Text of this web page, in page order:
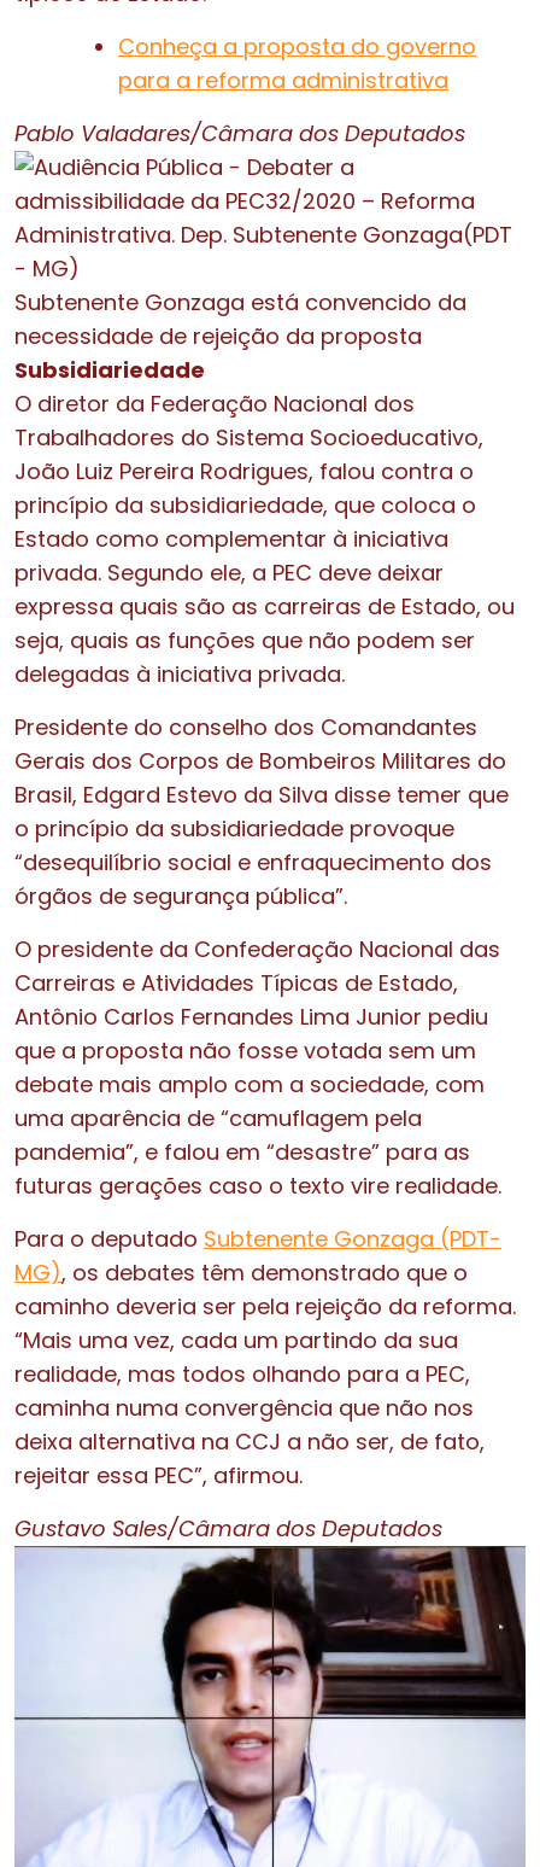
Conheça a proposta do governo
para a reforma administrativa
Pablo Valadares/Câmara dos Deputados
Subtenente Gonzaga está convencido da
necessidade de rejeição da proposta
Subsidiariedade
O diretor da Federação Nacional dos
Trabalhadores do Sistema Socioeducativo,
João Luiz Pereira Rodrigues, falou contra o
princípio da subsidiariedade, que coloca o
Estado como complementar à iniciativa
privada. Segundo ele, a PEC deve deixar
expressa quais são as carreiras de Estado, ou
seja, quais as funções que não podem ser
delegadas à iniciativa privada.
Presidente do conselho dos Comandantes
Gerais dos Corpos de Bombeiros Militares do
Brasil, Edgard Estevo da Silva disse temer que
o princípio da subsidiariedade provoque
“desequilíbrio social e enfraquecimento dos
órgãos de segurança pública”.
O presidente da Confederação Nacional das
Carreiras e Atividades Típicas de Estado,
Antônio Carlos Fernandes Lima Junior pediu
que a proposta não fosse votada sem um
debate mais amplo com a sociedade, com
uma aparência de “camuflagem pela
pandemia”, e falou em “desastre” para as
futuras gerações caso o texto vire realidade.
Para o deputado Subtenente Gonzaga (PDT-
MG), os debates têm demonstrado que o
caminho deveria ser pela rejeição da reforma.
“Mais uma vez, cada um partindo da sua
realidade, mas todos olhando para a PEC,
caminha numa convergência que não nos
deixa alternativa na CCJ a não ser, de fato,
rejeitar essa PEC”, afirmou.
Gustavo Sales/Câmara dos Deputados